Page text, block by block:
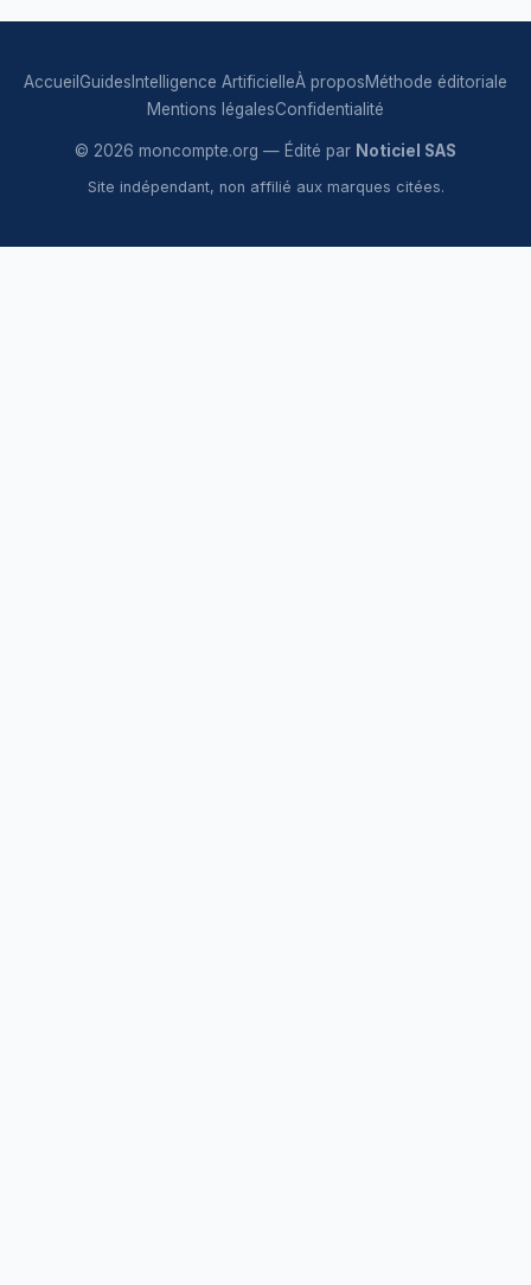
AccueilGuidesIntelligence ArtificielleÀ proposMéthode éditoriale
Mentions légalesConfidentialité
© 2026 moncompte.org — Édité par Noticiel SAS
Site indépendant, non affilié aux marques citées.